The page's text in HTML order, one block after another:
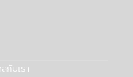
บรวมไว้กับบุคคล
และประชาชนทั่วไป
หตุผลที่ผู้ใช้ไปที่
บริษัทฯ ข้อมูลนี้จะไม่
มูลเกี่ยวกับการใช้
ทั้งนี้บริษัทฯจะไม่
กับเรา